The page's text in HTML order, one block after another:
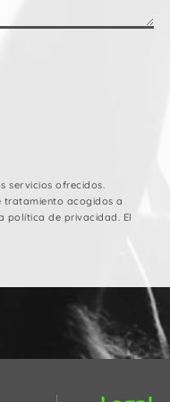
servicios ofrecidos.
tratamiento acogidos a
política de privacidad. El